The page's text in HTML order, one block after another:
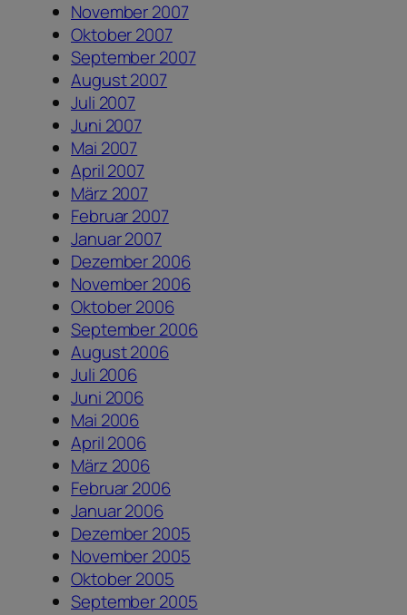
November 2007
Oktober 2007
September 2007
August 2007
Juli 2007
Juni 2007
Mai 2007
April 2007
März 2007
Februar 2007
Januar 2007
Dezember 2006
November 2006
Oktober 2006
September 2006
August 2006
Juli 2006
Juni 2006
Mai 2006
April 2006
März 2006
Februar 2006
Januar 2006
Dezember 2005
November 2005
Oktober 2005
September 2005